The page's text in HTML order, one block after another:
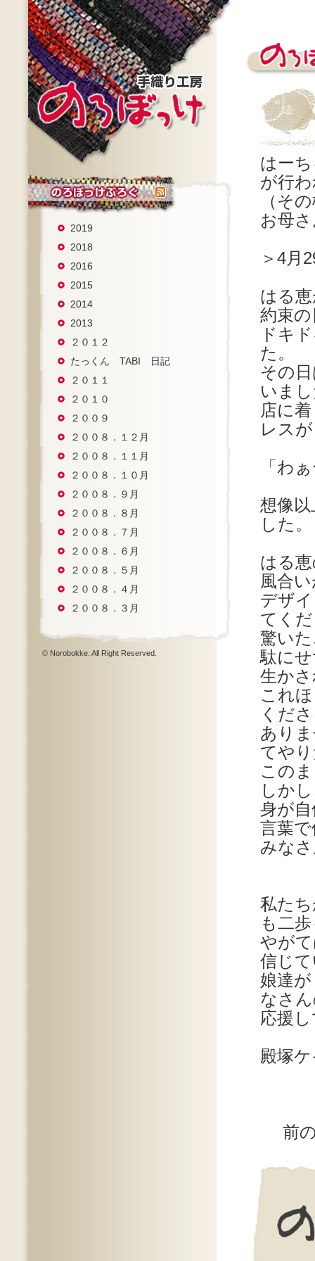
2019
2018
2016
2015
2014
2013
２０１２
たっくん TABI 日記
２０１１
２０１０
２００９
２００８．１２月
２００８．１１月
２００８．１０月
２００８．９月
２００８．８月
２００８．７月
２００８．６月
２００８．５月
２００８．４月
２００８．３月
© Norobokke. All Right Reserved.
はー
が行
（そ
お母
＞4月
はる
約束
ドキ
た。
その
いま
店に
レス
「わ
想像
した。
はる
風合
デザ
てく
驚い
駄に
生か
これ
くだ
あり
てや
この
しか
身が
言葉
みな
私た
も二
やが
信じ
娘達
なさ
応援
殿塚
前